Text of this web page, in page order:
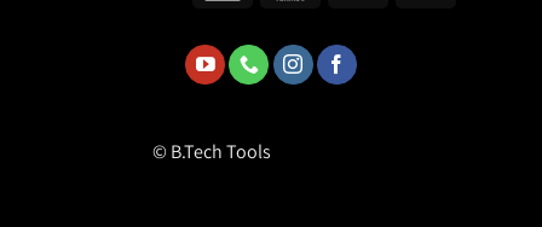
© B.Tech Tools